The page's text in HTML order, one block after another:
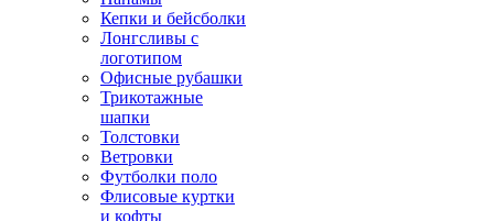
Кепки и бейсболки
Лонгсливы с
логотипом
Офисные рубашки
Трикотажные
шапки
Толстовки
Ветровки
Футболки поло
Флисовые куртки
и кофты